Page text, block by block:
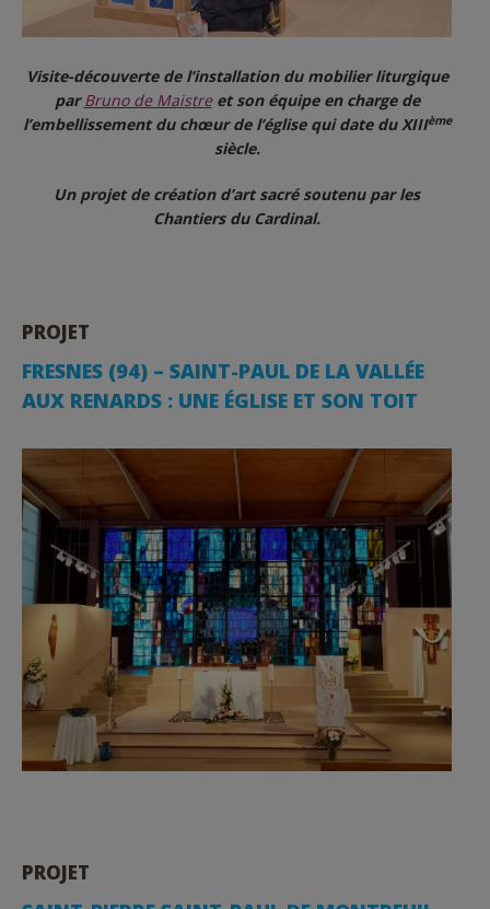
Visite-découverte de l’installation du mobilier liturgique
parBruno de Maistreet son équipe en charge de
l’embellissement du chœur de l’église qui date du XIIIème
siècle.
Un projet de création d’art sacré soutenu par les
Chantiers du Cardinal.
PROJET
FRESNES (94) – SAINT-PAUL DE LA VALLÉE
AUX RENARDS : UNE ÉGLISE ET SON TOIT
PROJET